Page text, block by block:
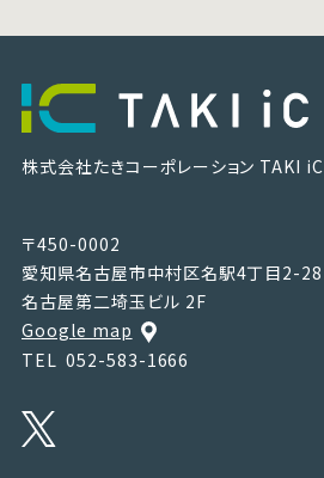
株式会社たきコーポレーション TAKI iC
〒450-0002
愛知県名古屋市中村区名駅4丁目2-28
名古屋第二埼玉ビル 2F
Google map
TEL 052-583-1666